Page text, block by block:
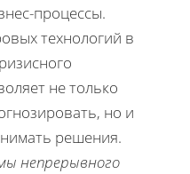
процессы.
технологий в
не только
но и
решения.
непрерывного